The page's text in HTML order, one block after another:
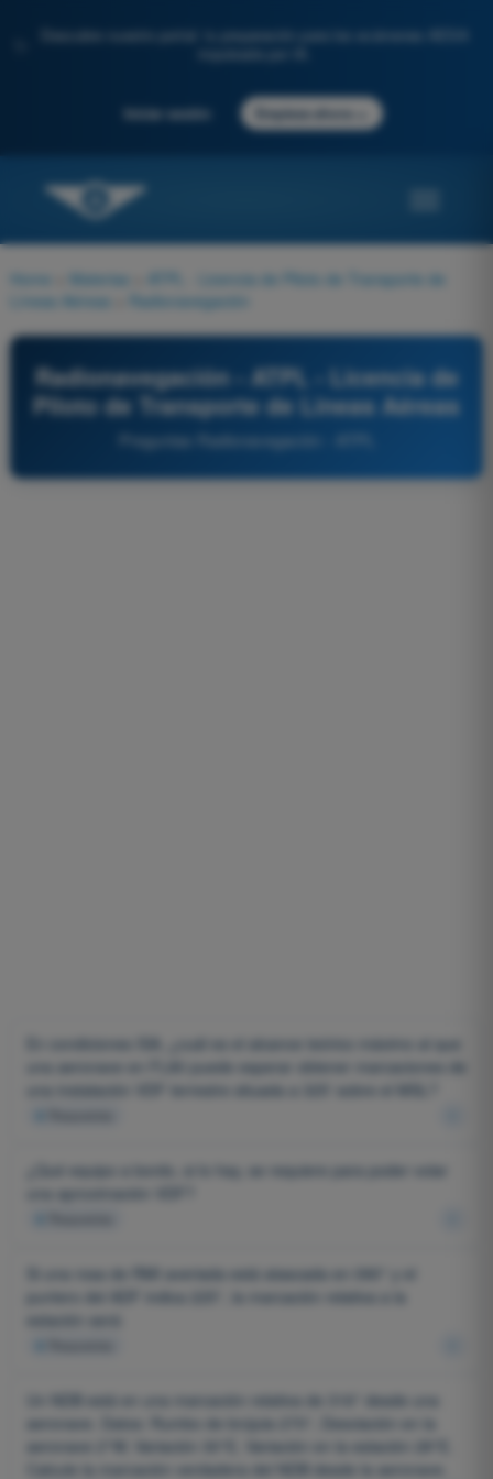
Descubre nuestro portal: tu preparación para los exámenes AESA
Iniciar sesión Empieza ahora
Home Materias
ATPL - Licencia de Piloto de Transporte de
Líneas Aéreas
Radionavegación
Radionavegación - ATPL - Licencia de
Piloto de Transporte de Líneas Aéreas
Preguntas Radionavegación - ATPL
En condiciones ISA, ¿cuál es el alcance teórico máximo al que
una aeronave en FL80 puede esperar obtener marcaciones de
una instalación VDF terrestre situada a 325' sobre el MSL?
¿Qué equipo a bordo, si lo hay, se requiere para poder volar
una aproximación VDF?
Si una rosa de RMI averiada está atascada en 090° y el
puntero del ADF indica 225°, la marcación relativa a la
estación será:
Un NDB está en una marcación relativa de 316° desde una
aeronave. Datos: Rumbo de brújula 270°, Desviación en la
aeronave 2°W, Variación 30°E, Variación en la estación 28°E.
Calcule la marcación verdadera del NDB desde la aeronave.